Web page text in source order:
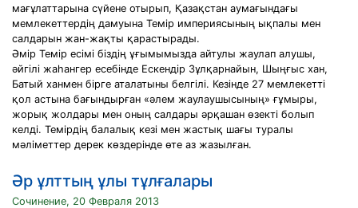
мағұлаттарына сүйене отырып, Қазақстан аумағындағы
мемлекеттердің дамуына Темір империясының ықпалы мен
салдарын жан-жақты қарастырады.
Әмір Темір есімі біздің ұғымымызда айтулы жаулап алушы,
әйгілі жаһангер есебінде Ескендір Зұлқарнайын, Шыңғыс хан,
Батый ханмен бірге аталатыны белгілі. Кезінде 27 мемлекетті
қол астына бағындырған «әлем жаулаушысының» ғұмыры,
жорық жолдары мен оның салдары әрқашан өзекті болып
келді. Темірдің балалық кезі мен жастық шағы туралы
мәліметтер дерек көздерінде өте аз жазылған.
Әр ұлттың ұлы тұлғалары
Сочинение, 20 Февраля 2013